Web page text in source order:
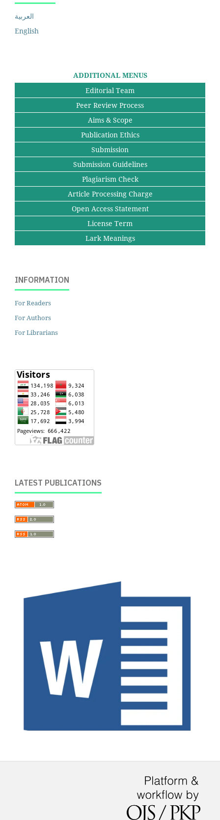
العربية
English
ADDITIONAL MENUS
Editorial Team
Peer Review Process
Aims & Scope
Publication Ethics
Submission
Submission Guidelines
Plagiarism Check
Article Processing Charge
Open Access Statement
License Term
Lark Meanings
INFORMATION
For Readers
For Authors
For Librarians
LATEST PUBLICATIONS